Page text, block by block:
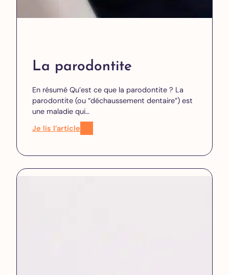
La parodontite
En résumé Qu’est ce que la parodontite ? La
parodontite (ou “déchaussement dentaire”) est
une maladie qui…
Je lis l’article